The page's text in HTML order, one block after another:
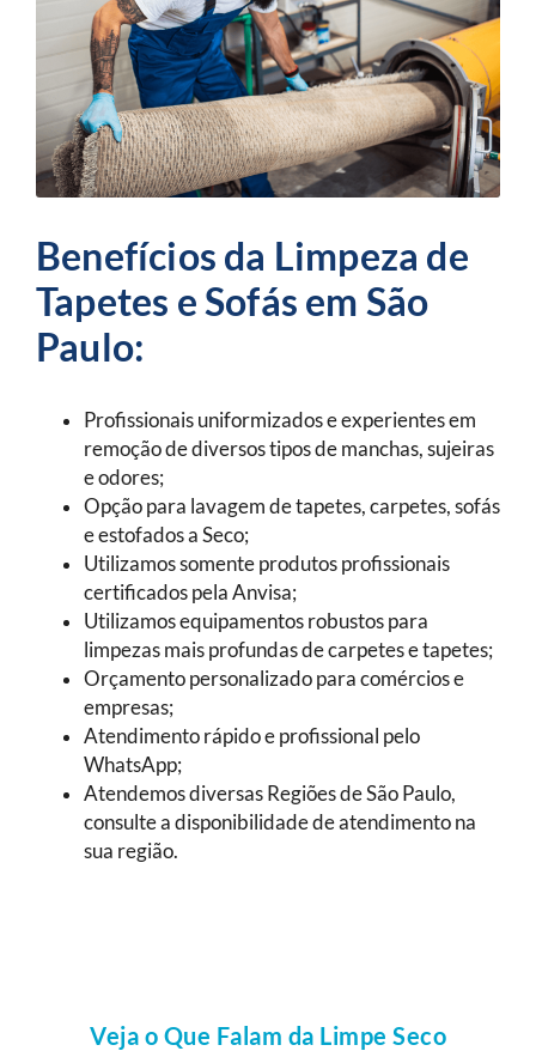
Benefícios da Limpeza de
Tapetes e Sofás em São
Paulo:
Profissionais uniformizados e experientes em
remoção de diversos tipos de manchas, sujeiras
e odores;
Opção para lavagem de tapetes, carpetes, sofás
e estofados a Seco;
Utilizamos somente produtos profissionais
certificados pela Anvisa;
Utilizamos equipamentos robustos para
limpezas mais profundas de carpetes e tapetes;
Orçamento personalizado para comércios e
empresas;
Atendimento rápido e profissional pelo
WhatsApp;
Atendemos diversas Regiões de São Paulo,
consulte a disponibilidade de atendimento na
sua região.
Veja o Que Falam da Limpe Seco